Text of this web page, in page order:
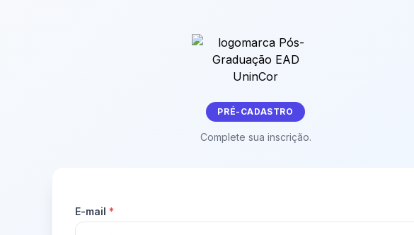
PRÉ-CADASTRO
Complete sua inscrição.
E-mail *